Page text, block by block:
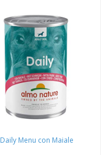
Daily Menu con Maiale